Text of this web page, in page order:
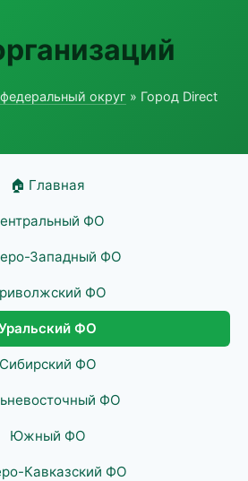
округ » Город Direct
🏠 Главная
ФО
Западный ФО
ФО
ФО
Сибирский ФО
ФО
Южный ФО
Кавказский ФО